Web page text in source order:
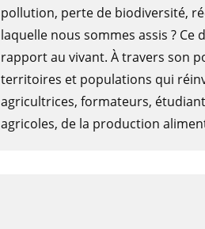
pollution, perte de biodiversité,
laquelle nous sommes assis ?
rapport au vivant. À travers son
territoires et populations qui
agricultrices, formateurs,
agricoles, de la production